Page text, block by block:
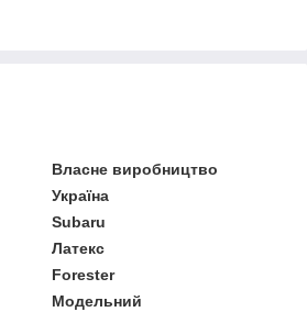
Власне виробництво
Україна
Subaru
Латекс
Forester
Модельний